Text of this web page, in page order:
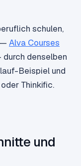
schulen,
Alva Courses
denselben
Beispiel und
Thinkific.
und